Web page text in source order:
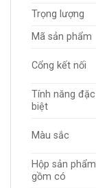
Trọng lượng
Mã sản phẩm
Cổng kết nối
Tính năng đặc
biệt
Màu sắc
Hộp sản phẩm
gồm có